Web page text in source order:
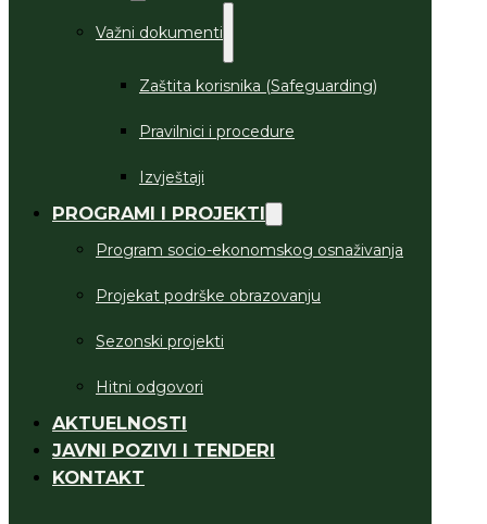
Važni dokumenti
Zaštita korisnika (Safeguarding)
Pravilnici i procedure
Izvještaji
PROGRAMI I PROJEKTI
Program socio-ekonomskog osnaživanja
Projekat podrške obrazovanju
Sezonski projekti
Hitni odgovori
AKTUELNOSTI
JAVNI POZIVI I TENDERI
KONTAKT